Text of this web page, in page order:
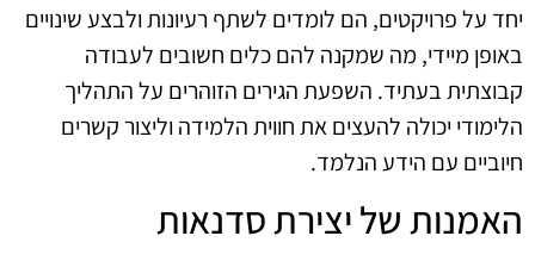
יחד על פרויקטים, הם לומדים לשתף רעיונות ולבצע שינויים
באופן מיידי, מה שמקנה להם כלים חשובים לעבודה
קבוצתית בעתיד. השפעת הגירים הזוהרים על התהליך
הלימודי יכולה להעצים את חווית הלמידה וליצור קשרים
חיוביים עם הידע הנלמד.
האמנות של יצירת סדנאות